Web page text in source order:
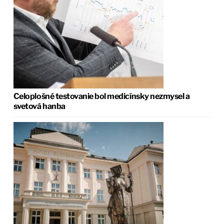
Celoplošné testovanie bol medicínsky nezmysel a
svetová hanba